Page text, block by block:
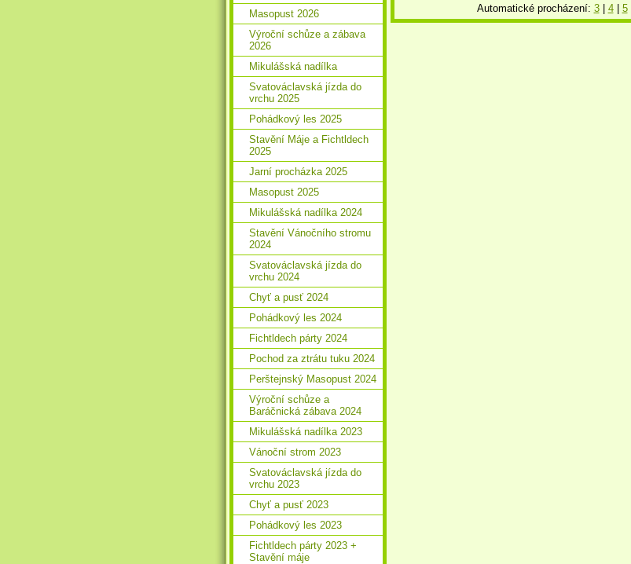
Automatické procházení: 3| 4| 5|
Masopust 2026
Výroční schůze a zábava
2026
Mikulášská nadílka
Svatováclavská jízda do
vrchu 2025
Pohádkový les 2025
Stavění Máje a Fichtldech
2025
Jarní procházka 2025
Masopust 2025
Mikulášská nadílka 2024
Stavění Vánočního stromu
2024
Svatováclavská jízda do
vrchu 2024
Chyť a pusť 2024
Pohádkový les 2024
Fichtldech párty 2024
Pochod za ztrátu tuku 2024
Perštejnský Masopust 2024
Výroční schůze a
Baráčnická zábava 2024
Mikulášská nadílka 2023
Vánoční strom 2023
Svatováclavská jízda do
vrchu 2023
Chyť a pusť 2023
Pohádkový les 2023
Fichtldech párty 2023 +
Stavění máje